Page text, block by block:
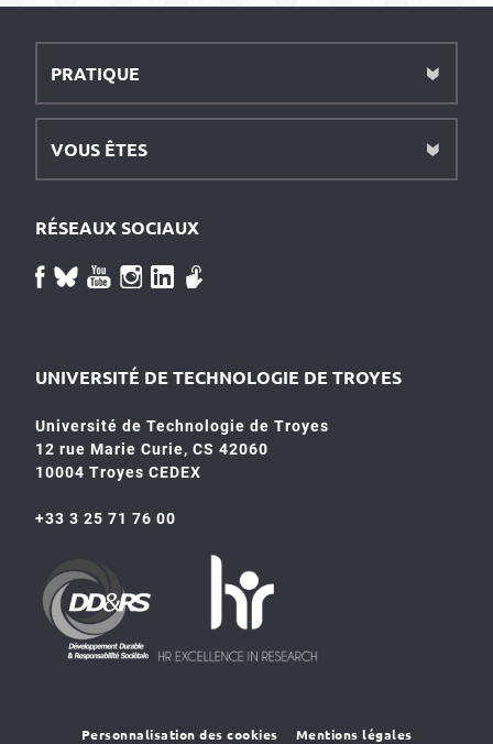
PRATIQUE
VOUS ÊTES
RÉSEAUX SOCIAUX
UNIVERSITÉ DE TECHNOLOGIE DE TROYES
Université de Technologie de Troyes
12 rue Marie Curie, CS 42060
10004 Troyes CEDEX
+33 3 25 71 76 00
Personnalisation des cookies Mentions légales